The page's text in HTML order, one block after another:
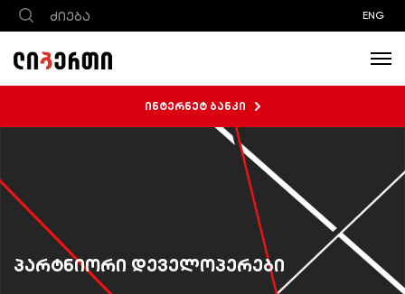
ENG
ინტერნეტ ბანკი
პარტნიორი დეველოპერები